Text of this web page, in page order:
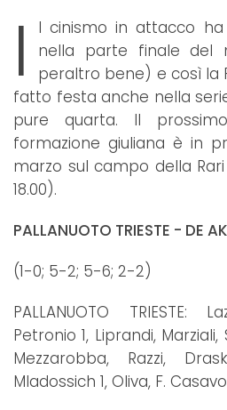
I
l cinismo in attacco
nella parte finale del
peraltro bene) e così la
fatto festa anche nella
pure quarta. Il
formazione giuliana è in
marzo sul campo della
18.00).
PALLANUOTO TRIESTE - DE
(1-0; 5-2; 5-6; 2-2)
PALLANUOTO TRIESTE:
Petronio 1, Liprandi,
Mezzarobba, Razzi,
Mladossich 1, Oliva, F.